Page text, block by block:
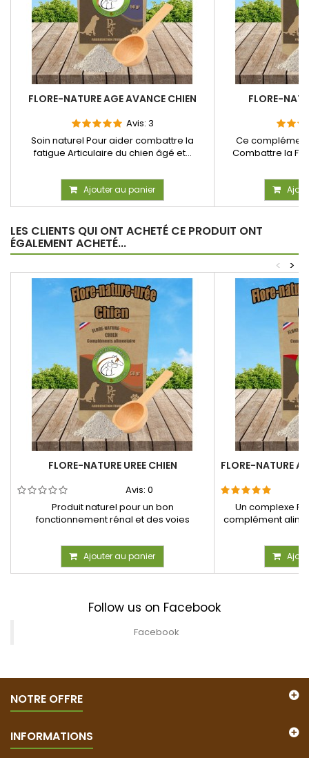
FLORE-NATURE AGE AVANCE CHIEN
Avis: 3
Soin naturel Pour aider combattre la
fatigue Articulaire du chien âgé et...
Ajouter au panier
FLORE-
Ce
Combattre la
LES CLIENTS QUI ONT ACHETÉ CE PRODUIT ONT
ÉGALEMENT ACHETÉ...
>
<
FLORE-NATURE UREE CHIEN
Avis: 0
Produit naturel pour un bon
fonctionnement rénal et des voies
Ajouter au panier
FLORE-NATURE
Un complexe
complément
Follow us on Facebook
Facebook
NOTRE OFFRE
INFORMATIONS